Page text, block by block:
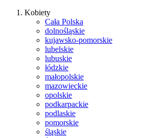
Kobiety
Cała Polska
dolnośląskie
kujawsko-pomorskie
lubelskie
lubuskie
łódzkie
małopolskie
mazowieckie
opolskie
podkarpackie
podlaskie
pomorskie
śląskie